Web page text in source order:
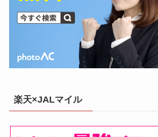
楽天×JALマイル